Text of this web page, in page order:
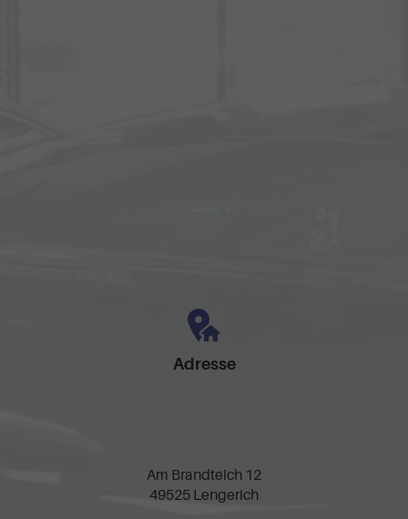
Adresse
Am Brandteich 12
49525 Lengerich